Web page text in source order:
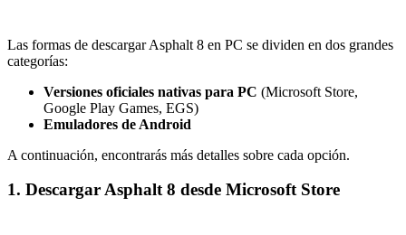
Las formas de descargar Asphalt 8 en PC se dividen en dos grandes
categorías:
Versiones oficiales nativas para PC (Microsoft Store,
Google Play Games, EGS)
Emuladores de Android
A continuación, encontrarás más detalles sobre cada opción.
1. Descargar Asphalt 8 desde Microsoft Store